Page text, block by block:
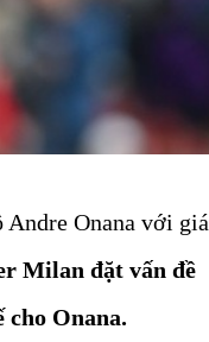
Andre Onana với giá
Milan đặt vấn đề
cho Onana.